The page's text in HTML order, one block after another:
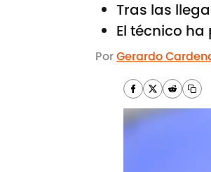
Tras las
El técnico
PorGerardo